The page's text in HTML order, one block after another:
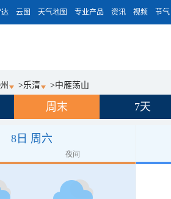
达 云图 天气地图 专业产品 资讯 视频 节气
>乐清 >中雁荡山
周末 7天
8日 周六
夜间